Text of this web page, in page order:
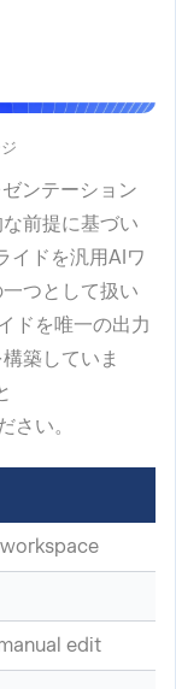
ンテーション
前提に基づい
イドを汎用AIワ
つとして扱い
ドを唯一の出力
築していま
さい。
edit